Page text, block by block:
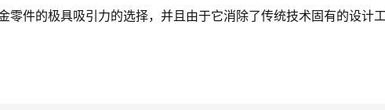
件的极具吸引力的选择，并且由于它消除了传统技术固有的设计